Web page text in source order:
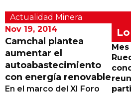
Minería Superficie
Minerí­a Subterránea
Proveedores
Actualidad Minera
Nov 19, 2014
Camchal plantea
aumentar el
autoabastecimiento
con energía renovable
En el marco del XI Foro